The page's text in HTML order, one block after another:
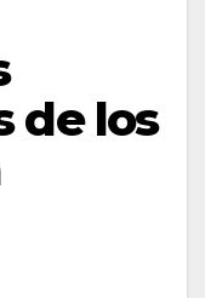
de los